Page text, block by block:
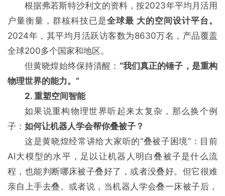
根据弗若斯特沙利文的资料，按2023年平均月活用
户量衡量，群核科技已是全球最 大的空间设计平台。
2024年，其平均月活跃访客数为8630万名，产品覆盖
全球200多个国家和地区。
但黄晓煌始终保持清醒： “我们真正的锤子，是重构
物理世界的能力。”
2. 重塑空间智能
如果说重构物理世界听起来太复杂，那么换个例
子： 如何让机器人学会帮你叠被子？
这是黄晓煌经常讲给大家听的“叠被子困境”：目前
AI大模型的水平，足以让机器人明白叠被子是什么流
程，也能判断哪床被子叠好了，或者没叠好。但它很难
亲自上手去叠。或者说，当机器人学会叠一床被子后，